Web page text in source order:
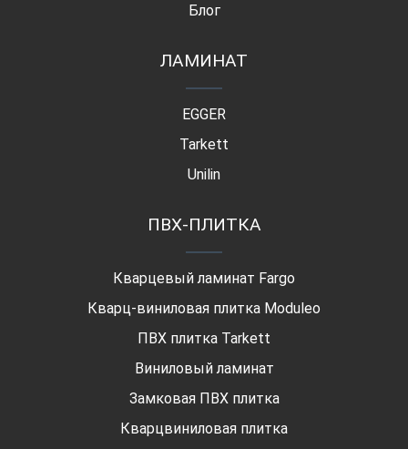
Блог
ЛАМИНАТ
EGGER
Tarkett
Unilin
ПВХ-ПЛИТКА
Кварцевый ламинат Fargo
Кварц-виниловая плитка Moduleo
ПВХ плитка Tarkett
Виниловый ламинат
Замковая ПВХ плитка
Кварцвиниловая плитка